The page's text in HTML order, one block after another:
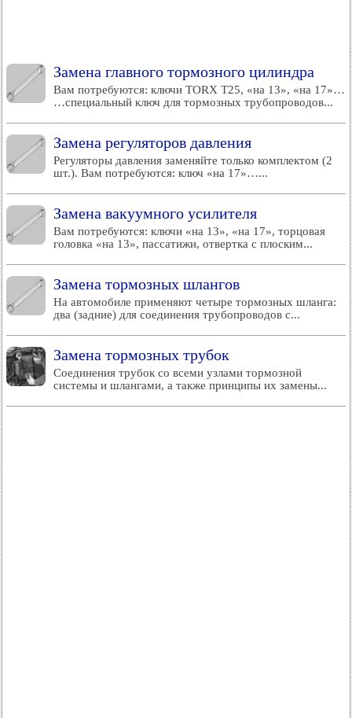
Замена главного тормозного цилиндра
Вам потребуются: ключи TORX T25, «на 13», «на 17»…
…специальный ключ для тормозных трубопроводов...
Замена регуляторов давления
Регуляторы давления заменяйте только комплектом (2
шт.). Вам потребуются: ключ «на 17»…...
Замена вакуумного усилителя
Вам потребуются: ключи «на 13», «на 17», торцовая
головка «на 13», пассатижи, отвертка с плоским...
Замена тормозных шлангов
На автомобиле применяют четыре тормозных шланга:
два (задние) для соединения трубопроводов с...
Замена тормозных трубок
Соединения трубок со всеми узлами тормозной
системы и шлангами, а также принципы их замены...